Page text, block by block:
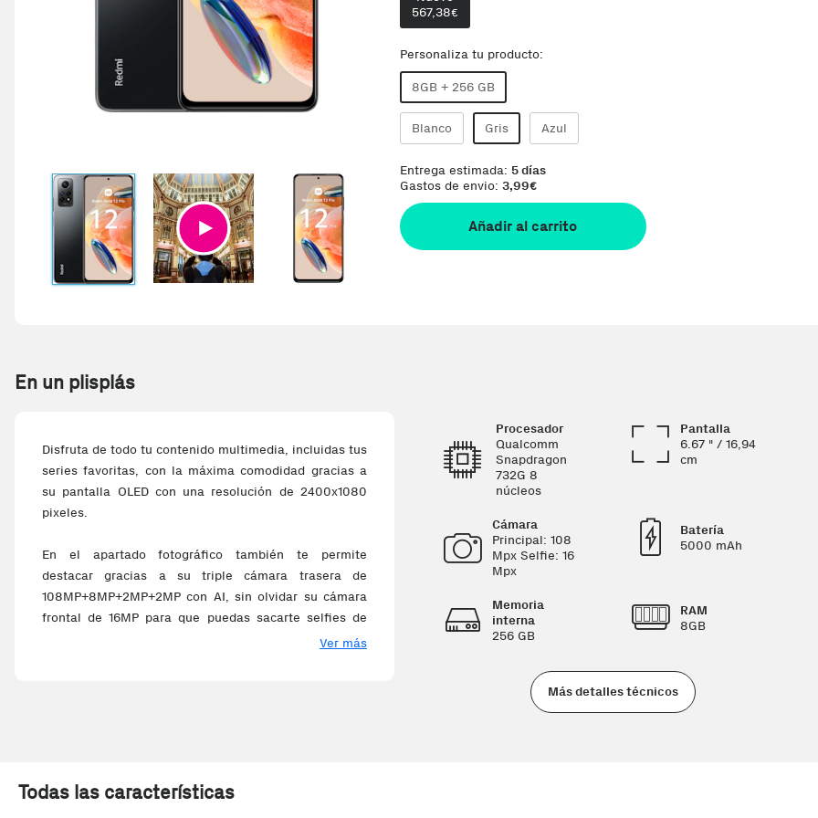
567,38€
Personaliza tu producto:
8GB + 256 GB
Blanco Gris Azul
Entrega estimada: 5 días
Gastos de envio: 3,99€
Añadir al carrito
En un plisplás
Disfruta de todo tu contenido multimedia, incluidas tus
series favoritas, con la máxima comodidad gracias a
su pantalla OLED con una resolución de 2400x1080
pixeles.
En el apartado fotográfico también te permite
destacar gracias a su triple cámara trasera de
108MP+8MP+2MP+2MP con AI, sin olvidar su cámara
frontal de 16MP para que puedas sacarte selfies de
También dispone de desbloqueo por huella/facial,
Ver más
Procesador
Qualcomm
Snapdragon
732G 8
núcleos
Pantalla
6.67 " / 16,94
cm
Cámara
Principal: 108
Mpx Selfie: 16
Mpx
Batería
5000 mAh
Memoria
interna
256 GB
RAM
8GB
Más detalles técnicos
Todas las características